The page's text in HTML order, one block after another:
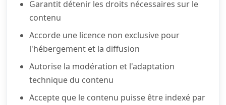
Garantit détenir les droits nécessaires sur le
contenu
Accorde une licence non exclusive pour
l'hébergement et la diffusion
Autorise la modération et l'adaptation
technique du contenu
Accepte que le contenu puisse être indexé par